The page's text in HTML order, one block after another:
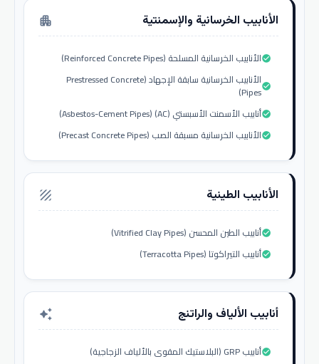
الأنابيب الخرسانية والإسمنتية apartment
الأنابيب الخرسانية المسلحة (Reinforced Concrete Pipes)check_circle
الأنابيب الخرسانية سابقة الإجهاد (Prestressed Concrete
Pipes)check_circle
أنابيب الأسمنت الأسبستي (AC) (Asbestos-Cement Pipes)check_circle
الأنابيب الخرسانية مسبقة الصب (Precast Concrete Pipes)check_circle
الأنابيب الطينية texture
أنابيب الطين المحسن (Vitrified Clay Pipes)check_circle
أنابيب التيراكوتا (Terracotta Pipes)check_circle
أنابيب الألياف والراتنج auto_awesome
أنابيب GRP (البلاستيك المقوى بالألياف الزجاجية)check_circle